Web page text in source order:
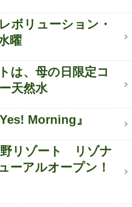
ボリューション・
曜
は、母の日限定コ
天然水
Morning』
リゾート リゾナ
ーアルオープン！